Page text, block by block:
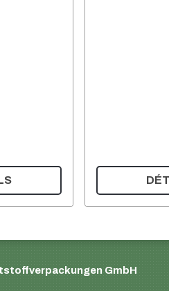
GmbH